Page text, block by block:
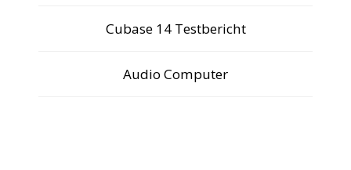
Cubase 14 Testbericht
Audio Computer